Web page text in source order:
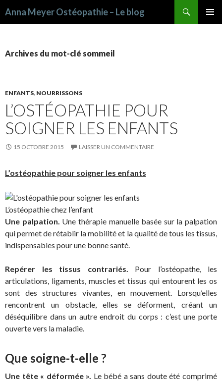
Anna Meyer Ostéopathie – Le blog
Archives du mot-clé sommeil
ENFANTS, NOURRISSONS
L’OSTÉOPATHIE POUR
SOIGNER LES ENFANTS
15 OCTOBRE 2015 LAISSER UN COMMENTAIRE
L’ostéopathie pour soigner les enfants
L’ostéopathie chez l’enfant
Une palpation. Une thérapie manuelle basée sur la palpation
qui permet de rétablir la mobilité et la qualité de tous les tissus,
indispensables pour une bonne santé.
Repérer les tissus contrariés. Pour l’ostéopathe, les
articulations, ligaments, muscles et tissus qui entourent les os
sont des structures vivantes, en mouvement. Lorsqu’elles
rencontrent un obstacle, elles se déforment, créant un
déséquilibre dans un autre endroit du corps : c’est une porte
ouverte vers la maladie.
Que soigne-t-elle ?
Une tête « déformée ». Le bébé a sans doute été comprimé